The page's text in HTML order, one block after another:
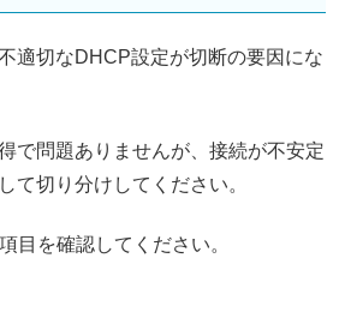
適切なDHCP設定が切断の要因にな
で問題ありませんが、接続が不安定
て切り分けしてください。
目を確認してください。